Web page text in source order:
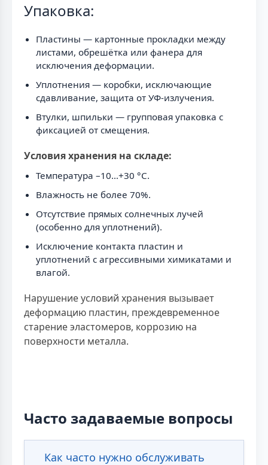
Упаковка:
Пластины — картонные прокладки между
листами, обрешётка или фанера для
исключения деформации.
Уплотнения — коробки, исключающие
сдавливание, защита от УФ-излучения.
Втулки, шпильки — групповая упаковка с
фиксацией от смещения.
Условия хранения на складе:
Температура –10…+30 °С.
Влажность не более 70%.
Отсутствие прямых солнечных лучей
(особенно для уплотнений).
Исключение контакта пластин и
уплотнений с агрессивными химикатами и
влагой.
Нарушение условий хранения вызывает
деформацию пластин, преждевременное
старение эластомеров, коррозию на
поверхности металла.
Часто задаваемые вопросы
Как часто нужно обслуживать